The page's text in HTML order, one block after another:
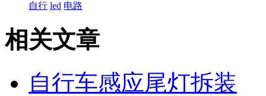
自行 led 电路
相关文章
自行车感应尾灯拆装